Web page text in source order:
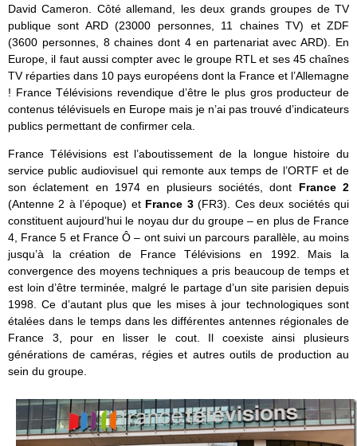
David Cameron. Côté allemand, les deux grands groupes de TV
publique sont ARD (23000 personnes, 11 chaines TV) et ZDF
(3600 personnes, 8 chaines dont 4 en partenariat avec ARD). En
Europe, il faut aussi compter avec le groupe RTL et ses 45 chaînes
TV réparties dans 10 pays européens dont la France et l’Allemagne
! France Télévisions revendique d’être le plus gros producteur de
contenus télévisuels en Europe mais je n’ai pas trouvé d’indicateurs
publics permettant de confirmer cela.
France Télévisions est l’aboutissement de la longue histoire du
service public audiovisuel qui remonte aux temps de l’ORTF et de
son éclatement en 1974 en plusieurs sociétés, dont France 2
(Antenne 2 à l’époque) et France 3(FR3). Ces deux sociétés qui
constituent aujourd’hui le noyau dur du groupe – en plus de France
4, France 5 et France Ô – ont suivi un parcours parallèle, au moins
jusqu’à la création de France Télévisions en 1992. Mais la
convergence des moyens techniques a pris beaucoup de temps et
est loin d’être terminée, malgré le partage d’un site parisien depuis
1998. Ce d’autant plus que les mises à jour technologiques sont
étalées dans le temps dans les différentes antennes régionales de
France 3, pour en lisser le cout. Il coexiste ainsi plusieurs
générations de caméras, régies et autres outils de production au
sein du groupe.